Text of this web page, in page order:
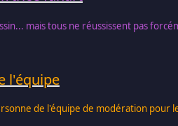
mais tous ne réussissent pas
l'équipe
de l'équipe de modération pour